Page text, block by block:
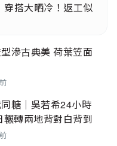
搭大晒冷！返工似
滲古典美 荷葉笠面
糖｜吳若希24小時
轉兩地背對白背到